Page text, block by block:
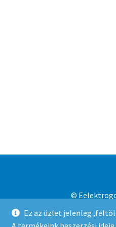
Ez az üzlet jelenleg
©